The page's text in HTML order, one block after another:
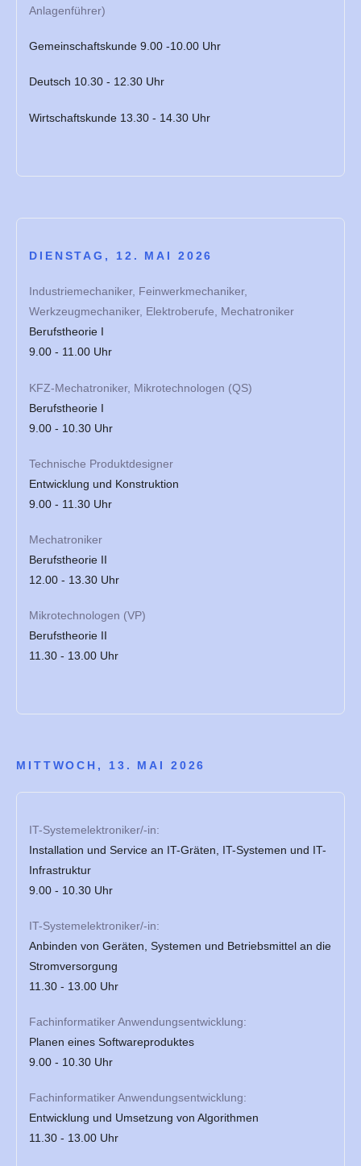
Anlagenführer)
Gemeinschaftskunde 9.00 -10.00 Uhr
Deutsch 10.30 - 12.30 Uhr
Wirtschaftskunde 13.30 - 14.30 Uhr
DIENSTAG, 12. MAI 2026
Industriemechaniker, Feinwerkmechaniker,
Werkzeugmechaniker, Elektroberufe, Mechatroniker
Berufstheorie I
9.00 - 11.00 Uhr
KFZ-Mechatroniker, Mikrotechnologen (QS)
Berufstheorie I
9.00 - 10.30 Uhr
Technische Produktdesigner
Entwicklung und Konstruktion
9.00 - 11.30 Uhr
Mechatroniker
Berufstheorie II
12.00 - 13.30 Uhr
Mikrotechnologen (VP)
Berufstheorie II
11.30 - 13.00 Uhr
MITTWOCH, 13. MAI 2026
IT-Systemelektroniker/-in:
Installation und Service an IT-Gräten, IT-Systemen und IT-
Infrastruktur
9.00 - 10.30 Uhr
IT-Systemelektroniker/-in:
Anbinden von Geräten, Systemen und Betriebsmittel an die
Stromversorgung
11.30 - 13.00 Uhr
Fachinformatiker Anwendungsentwicklung:
Planen eines Softwareproduktes
9.00 - 10.30 Uhr
Fachinformatiker Anwendungsentwicklung:
Entwicklung und Umsetzung von Algorithmen
11.30 - 13.00 Uhr